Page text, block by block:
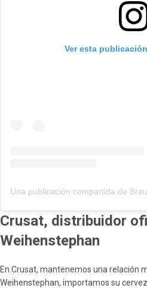
Ver esta
Crusat, distribuidor
Weihenstephan
En Crusat, mantenemos una relación
Weihenstephan, importamos su